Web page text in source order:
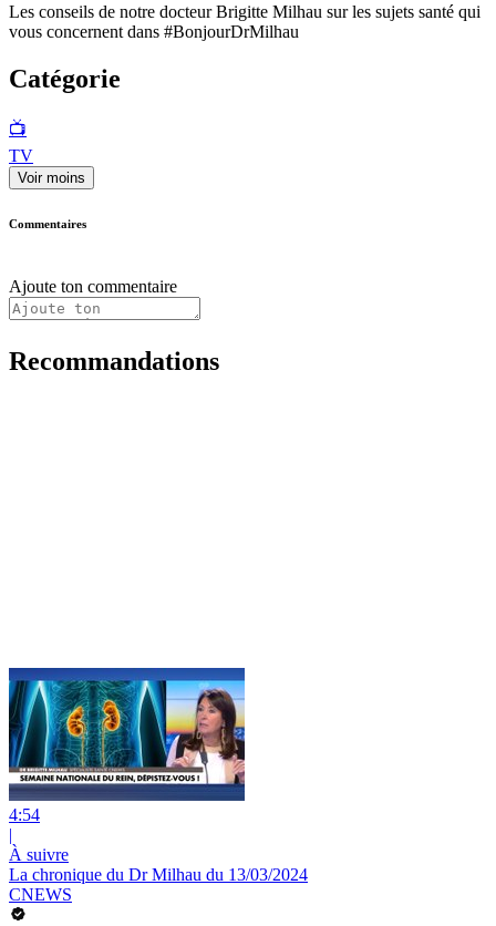
Les conseils de notre docteur Brigitte Milhau sur les sujets santé qui
vous concernent dans #BonjourDrMilhau
Catégorie
📺
TV
Voir moins
Commentaires
Ajoute ton commentaire
Recommandations
4:54
|
À suivre
La chronique du Dr Milhau du 13/03/2024
CNEWS